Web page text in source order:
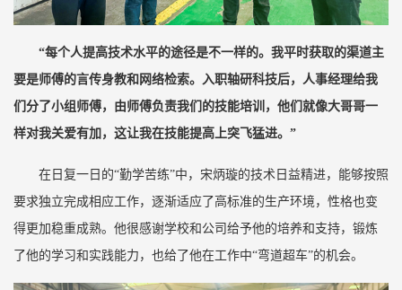
“每个人提高技术水平的途径是不一样的。我平时获取的渠道主
要是师傅的言传身教和网络检索。入职轴研科技后，人事经理给我
们分了小组师傅，由师傅负责我们的技能培训，他们就像大哥哥一
样对我关爱有加，这让我在技能提高上突飞猛进。”
在日复一日的“勤学苦练”中，宋炳璇的技术日益精进，能够按照
要求独立完成相应工作，逐渐适应了高标准的生产环境，性格也变
得更加稳重成熟。他很感谢学校和公司给予他的培养和支持，锻炼
了他的学习和实践能力，也给了他在工作中“弯道超车”的机会。